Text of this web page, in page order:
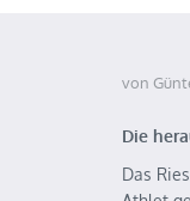
von
Die
Das